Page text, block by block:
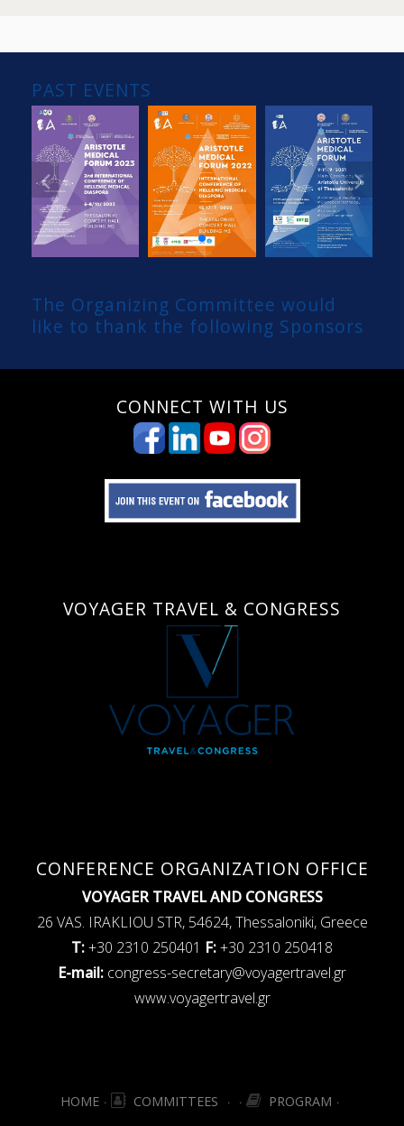
PAST EVENTS
The Organizing Committee would
like to thank the following Sponsors
CONNECT WITH US
VOYAGER ΤRAVEL & CONGRESS
CONFERENCE ORGANIZATION OFFICE
VOYAGER ΤRAVEL AND CONGRESS
26 VAS. IRAKLIOU STR, 54624, Thessaloniki, Greece
Τ:+30 2310 250401 F:+30 2310 250418
E-mail: congress-secretary@voyagertravel.gr
www.voyagertravel.gr
HOME COMMITTEES
PROGRAM